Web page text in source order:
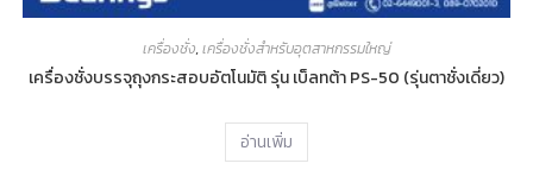
เครื่องชั่ง,เครื่องชั่งสำหรับอุตสาหกรรมใหญ่
เครื่องชั่งบรรจุถุงกระสอบอัตโนมัติ รุ่น เบ็ลทต้า PS-50 (รุ่นตาชั่งเดี่ยว)
อ่านเพิ่ม